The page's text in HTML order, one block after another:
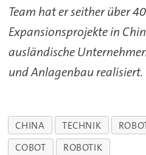
Team hat er seither über
Expansionsprojekte in
ausländische
und Anlagenbau realisiert.
CHINA TECHNIK
COBOT
ROBOTIK